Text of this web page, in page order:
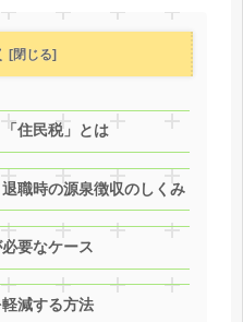
住民税」とは
職時の源泉徴収のしくみ
要なケース
減する方法